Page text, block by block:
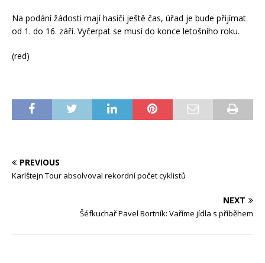
Na podání žádosti mají hasiči ještě čas, úřad je bude přijímat
od 1. do 16. září. Vyčerpat se musí do konce letošního roku.
(red)
PREVIOUS
Karlštejn Tour absolvoval rekordní počet cyklistů
NEXT
Šéfkuchař Pavel Bortník: Vaříme jídla s příběhem